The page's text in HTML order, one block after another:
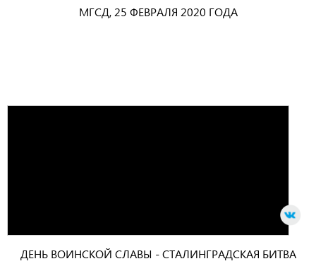
МГСД, 25 ФЕВРАЛЯ 2020 ГОДА
ДЕНЬ ВОИНСКОЙ СЛАВЫ - СТАЛИНГРАДСКАЯ БИТВА